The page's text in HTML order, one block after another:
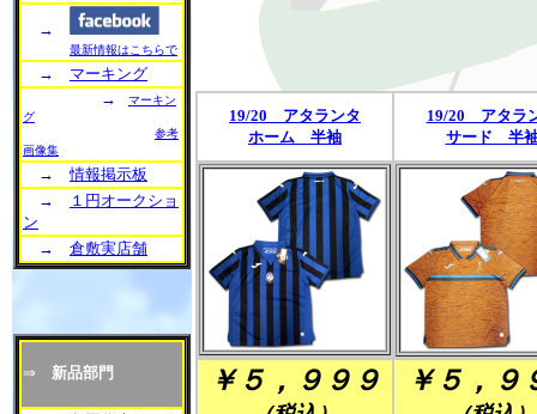
→
最新情報はこちらで
→ マーキング
→
マーキン
グ
参考
画像集
→情報掲示板
→
１円オークショ
ン
→ 倉敷実店舗
⇒ 新品部門
19/20 アタランタ
ホーム 半袖
19/20 アタラ
サード 半
￥５，９９９ ￥５，９